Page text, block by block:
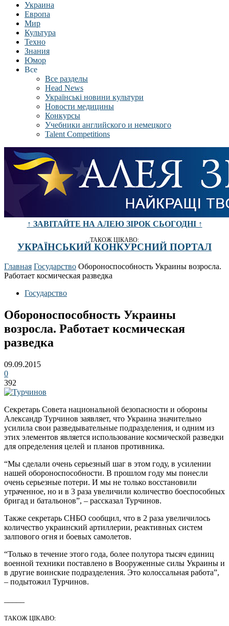
Украина
Европа
Мир
Культура
Техно
Знания
Юмор
Все
Все разделы
Head News
Українські новини культури
Новости медицины
Конкурсы
Учебники английского и немецкого
Talent Competitions
↑ ЗАВІТАЙТЕ НА АЛЕЮ ЗІРОК СЬОГОДНІ ↑
ТАКОЖ ЦІКАВО:
УКРАЇНСЬКИЙ КОНКУРСНИЙ ПОРТАЛ
Главная Государство Обороноспособность Украины возросла.
Работает космическая разведка
Государство
Обороноспособность Украины
возросла. Работает космическая
разведка
09.09.2015
0
392
Секретарь Совета национальной безопасности и обороны
Александр Турчинов заявляет, что Украина значительно
усилила свои разведывательные подразделения, и одним из
этих элементов является использование космической разведки
для определения целей и планов противника.
“Мы сделали очень серьезный шаг в этом году, в усилении
нашей обороноспособности. В прошлом году мы понесли
очень серьезные потери. И мы не только восстановили
утраченное, но и в 3 раза увеличили количество боеспособных
бригад и батальонов”, – рассказал Турчинов.
Также секретарь СНБО сообщил, что в 2 раза увеличилось
количество украинский артиллерии, реактивных систем
залпового огня и боевых самолетов.
“Только в течение этого года, более полутора тысяч единиц
военной техники поставлено в Вооруженные силы Украины и
в другие воинские подразделения. Это колоссальная работа”,
– подытожил Турчинов.
ТАКОЖ ЦІКАВО: